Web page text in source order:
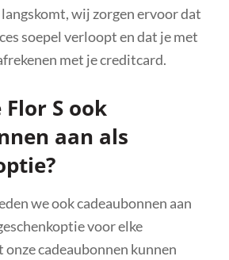
wij zorgen ervoor dat
soepel verloopt en dat je met
met je creditcard.
S ook
aan als
we ook cadeaubonnen aan
voor elke
onze cadeaubonnen kunnen